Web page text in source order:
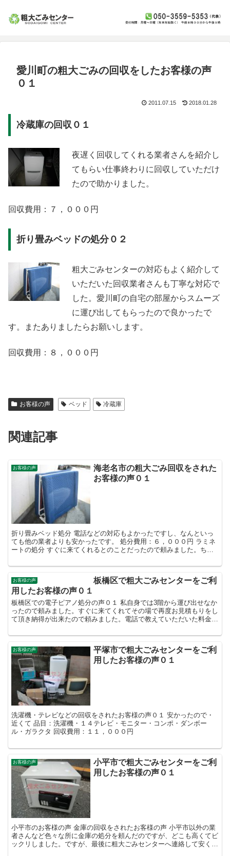
愛川町の粗大ごみの回収をしたお客様の声
０１
2011.07.15 2018.01.28
冷蔵庫の回収０１
夜遅く回収してくれる業者さんを紹介し
てもらい仕事終わりに回収していただけ
たので助かりました。
回収費用：７，０００円
折り畳みベッドの処分０２
粗大ごみセンターの対応もよく紹介して
いただいた回収業者さんも丁寧な対応で
した。愛川町の自宅の部屋からスムーズ
に運び出してもらったので良かったで
す。またありましたらお願いします。
回収費用：８，０００円
お客様の声 ベッド 冷蔵庫
関連記事
お客様の声
海老名市の粗大ごみ回収をされた
お客様の声０１
折り畳みベッド処分 電話などの対応もよかったですし、なんといっ
ても他の業者よりも安かったです。 処分費用：６，０００円 ラミネ
ートの処分 すぐに来てくれるとのことだったので頼みました。ちゃ
お客様の声
板橋区で粗大ごみセンターをご利
用したお客様の声０１
板橋区での電子ピアノ処分の声０１ 私自身では3階から運び出せなか
ったので頼みました。すぐに来てくれてその場で再度お見積もりをし
て頂き納得が出来たので頼みました。電話で教えていただいた料金と
お客様の声
平塚市で粗大ごみセンターをご利
用したお客様の声０１
洗濯機・テレビなどの回収をされたお客様の声０１ 安かったので・
近くて 品目：洗濯機・１４テレビ・モニター・コンポ・ダンボー
ル・ガラクタ 回収費用：１１，０００円
お客様の声
小平市で粗大ごみセンターをご利
用したお客様の声０１
小平市のお客様の声 金庫の回収をされたお客様の声 小平市以外の業
者さんなど色々な所に金庫の処分を頼んだのですが、どこも高くてビ
ックリしました。ですが、最後に粗大ごみセンターへ連絡して安くお